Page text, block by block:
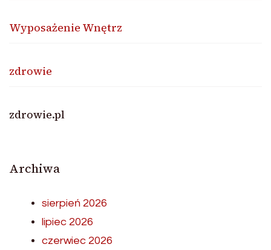
Wyposażenie Wnętrz
zdrowie
zdrowie.pl
Archiwa
sierpień 2026
lipiec 2026
czerwiec 2026